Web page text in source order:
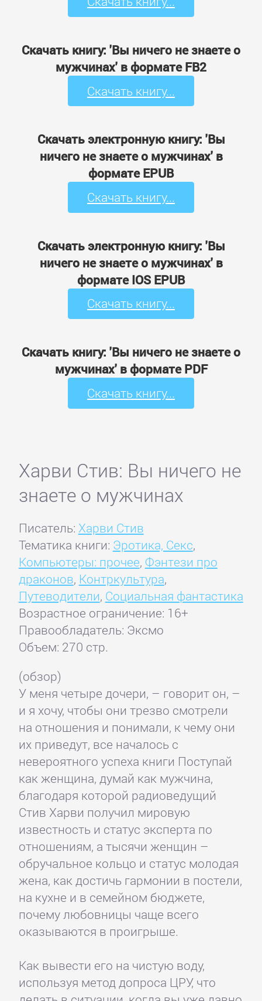
Скачать книгу: 'Вы ничего не знаете о
мужчинах' в формате FB2
Скачать книгу...
Скачать электронную книгу: 'Вы
ничего не знаете о мужчинах' в
формате EPUB
Скачать книгу...
Скачать электронную книгу: 'Вы
ничего не знаете о мужчинах' в
формате IOS EPUB
Скачать книгу...
Скачать книгу: 'Вы ничего не знаете о
мужчинах' в формате PDF
Скачать книгу...
Харви Стив: Вы ничего не
знаете о мужчинах
Писатель: Харви Стив
Тематика книги: Эротика, Секс,
Компьютеры: прочее, Фэнтези про
драконов, Контркультура,
Путеводители, Социальная фантастика
Возрастное ограничение: 16+
Правообладатель: Эксмо
Объем: 270 стр.
(обзор)
У меня четыре дочери, – говорит он, –
и я хочу, чтобы они трезво смотрели
на отношения и понимали, к чему они
их приведут, все началось с
невероятного успеха книги Поступай
как женщина, думай как мужчина,
благодаря которой радиоведущий
Стив Харви получил мировую
известность и статус эксперта по
отношениям, а тысячи женщин –
обручальное кольцо и статус молодая
жена, как достичь гармонии в постели,
на кухне и в семейном бюджете,
почему любовницы чаще всего
оказываются в проигрыше.
Как вывести его на чистую воду,
используя метод допроса ЦРУ, что